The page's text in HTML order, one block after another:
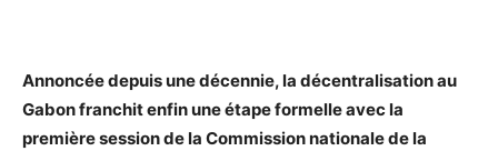
Annoncée depuis une décennie, la décentralisation au
Gabon franchit enfin une étape formelle avec la
première session de la Commission nationale de la